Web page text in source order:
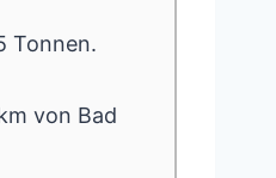
Tonnen.
von Bad